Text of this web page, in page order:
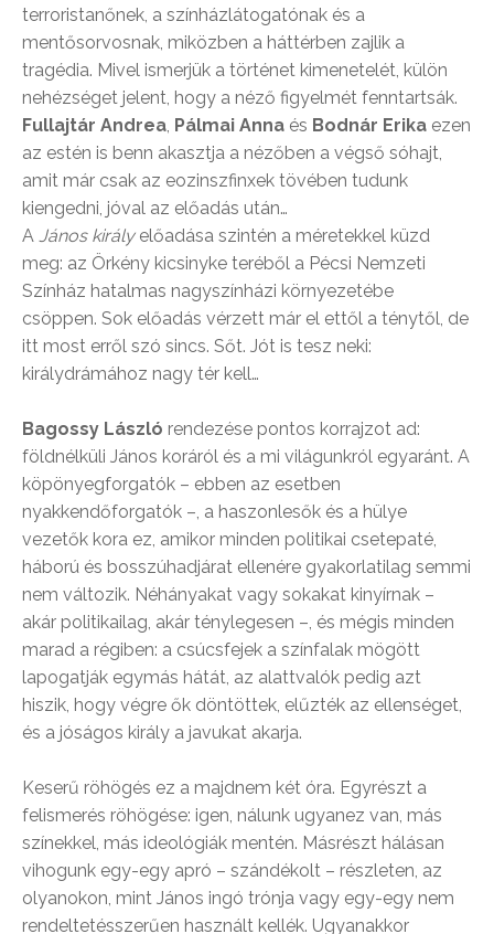
terroristanőnek, a színházlátogatónak és a
mentősorvosnak, miközben a háttérben zajlik a
tragédia. Mivel ismerjük a történet kimenetelét, külön
nehézséget jelent, hogy a néző figyelmét fenntartsák.
Fullajtár Andrea, Pálmai Anna és Bodnár Erika ezen
az estén is benn akasztja a nézőben a végső sóhajt,
amit már csak az eozinszfinxek tövében tudunk
kiengedni, jóval az előadás után…
A János királyelőadása szintén a méretekkel küzd
meg: az Örkény kicsinyke teréből a Pécsi Nemzeti
Színház hatalmas nagyszínházi környezetébe
csöppen. Sok előadás vérzett már el ettől a ténytől, de
itt most erről szó sincs. Sőt. Jót is tesz neki:
királydrámához nagy tér kell…
Bagossy László rendezése pontos korrajzot ad:
földnélküli János koráról és a mi világunkról egyaránt. A
köpönyegforgatók – ebben az esetben
nyakkendőforgatók –, a haszonlesők és a hülye
vezetők kora ez, amikor minden politikai csetepaté,
háború és bosszúhadjárat ellenére gyakorlatilag semmi
nem változik. Néhányakat vagy sokakat kinyírnak –
akár politikailag, akár ténylegesen –, és mégis minden
marad a régiben: a csúcsfejek a színfalak mögött
lapogatják egymás hátát, az alattvalók pedig azt
hiszik, hogy végre ők döntöttek, elűzték az ellenséget,
és a jóságos király a javukat akarja.
Keserű röhögés ez a majdnem két óra. Egyrészt a
felismerés röhögése: igen, nálunk ugyanez van, más
színekkel, más ideológiák mentén. Másrészt hálásan
vihogunk egy-egy apró – szándékolt – részleten, az
olyanokon, mint János ingó trónja vagy egy-egy nem
rendeltetésszerűen használt kellék. Ugyanakkor